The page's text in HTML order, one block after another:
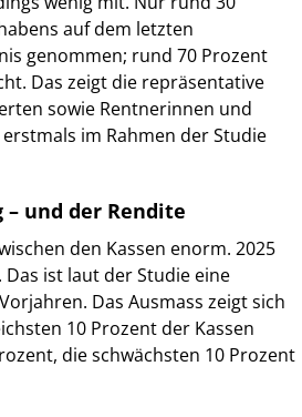
auf dem letzten
genommen; rund 70 Prozent
Das zeigt die repräsentative
sowie Rentnerinnen und
im Rahmen der Studie
und der Rendite
den Kassen enorm. 2025
ist laut der Studie eine
Das Ausmass zeigt sich
10 Prozent der Kassen
die schwächsten 10 Prozent